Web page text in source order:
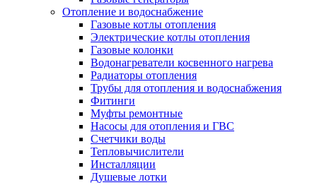
Отопление и водоснабжение
Газовые котлы отопления
Электрические котлы отопления
Газовые колонки
Водонагреватели косвенного нагрева
Радиаторы отопления
Трубы для отопления и водоснабжения
Фитинги
Муфты ремонтные
Насосы для отопления и ГВС
Счетчики воды
Тепловычислители
Инсталляции
Душевые лотки